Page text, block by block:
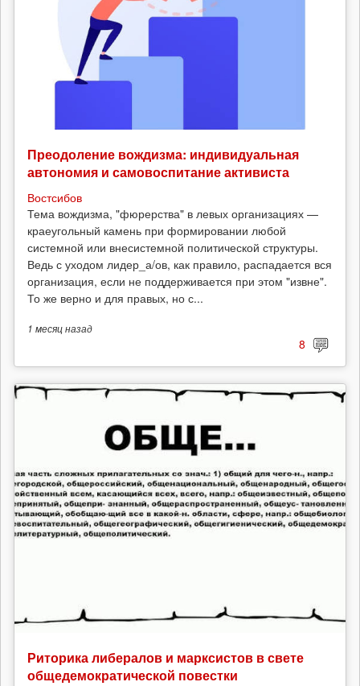
Преодоление вождизма: индивидуальная
автономия и самовоспитание активиста
Востсибов
Тема вождизма, "фюрерства" в левых организациях —
краеугольный камень при формировании любой
системной или внесистемной политической структуры.
Ведь с уходом лидер_а/ов, как правило, распадается вся
организация, если не поддерживается при этом "извне".
То же верно и для правых, но с...
1 месяцназад
8
Риторика либералов и марксистов в свете
общедемократической повестки